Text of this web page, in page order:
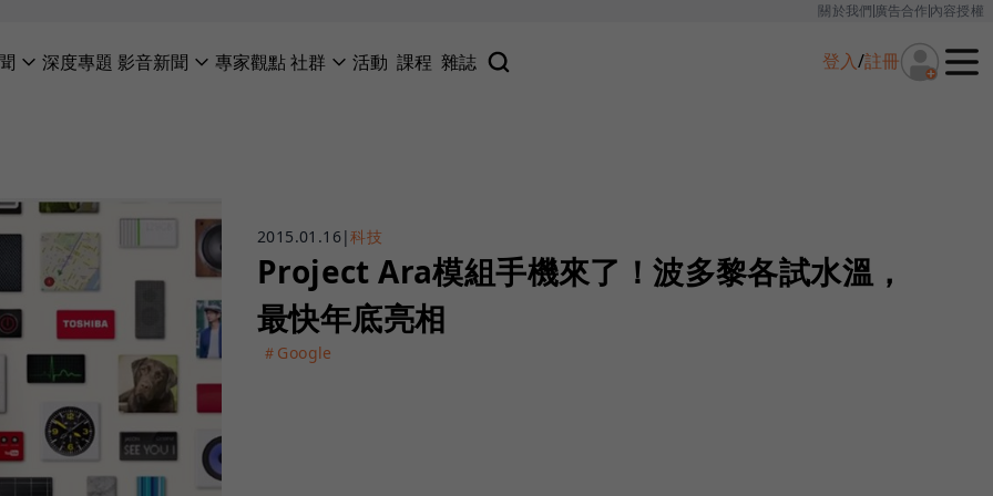
關於我們廣告合作內容授權
深度專題 影音新聞 專家觀點社群 活動 課程 雜誌 登入/註冊
2015.01.16|科技
Project Ara模組手機來了！波多黎各試水溫，
最快年底亮相
＃Google